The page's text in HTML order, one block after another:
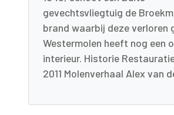
gevechtsvliegtuig de
brand waarbij deze verloren
Westermolen heeft nog een
interieur. Historie
2011 Molenverhaal Alex van